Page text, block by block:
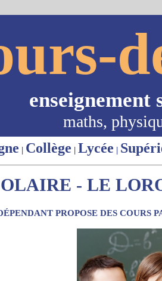
maths,
| Collège | Lycée |
- LE
PROPOSE DES COURS